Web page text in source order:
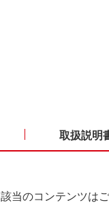
取扱説明
該当のコンテンツは